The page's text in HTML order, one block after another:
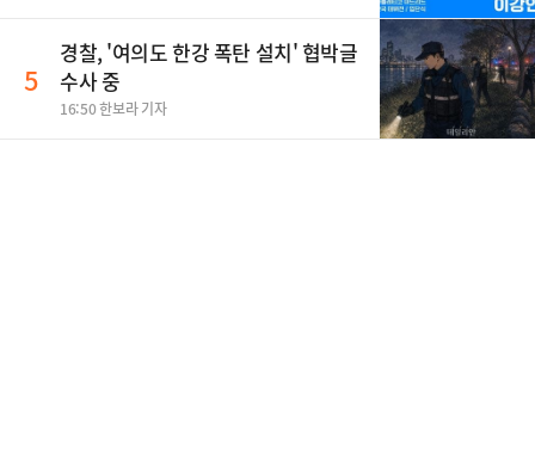
5
경찰, '여의도 한강 폭탄 설치' 협박글
수사 중
16:50 한보라 기자